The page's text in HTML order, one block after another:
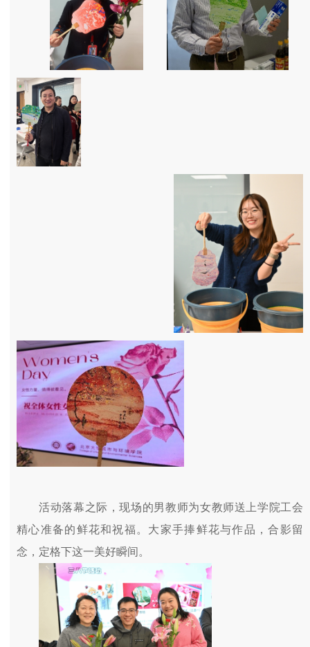
活动落幕之际，现场的男教师为女教师送上学院工会
精心准备的鲜花和祝福。大家手捧鲜花与作品，合影留
念，定格下这一美好瞬间。